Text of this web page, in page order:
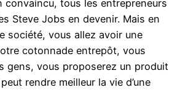
convaincu, tous les entrepreneurs
Steve Jobs en devenir. Mais en
société, vous allez avoir une
cotonnade entrepôt, vous
gens, vous proposerez un produit
rendre meilleur la vie d’une